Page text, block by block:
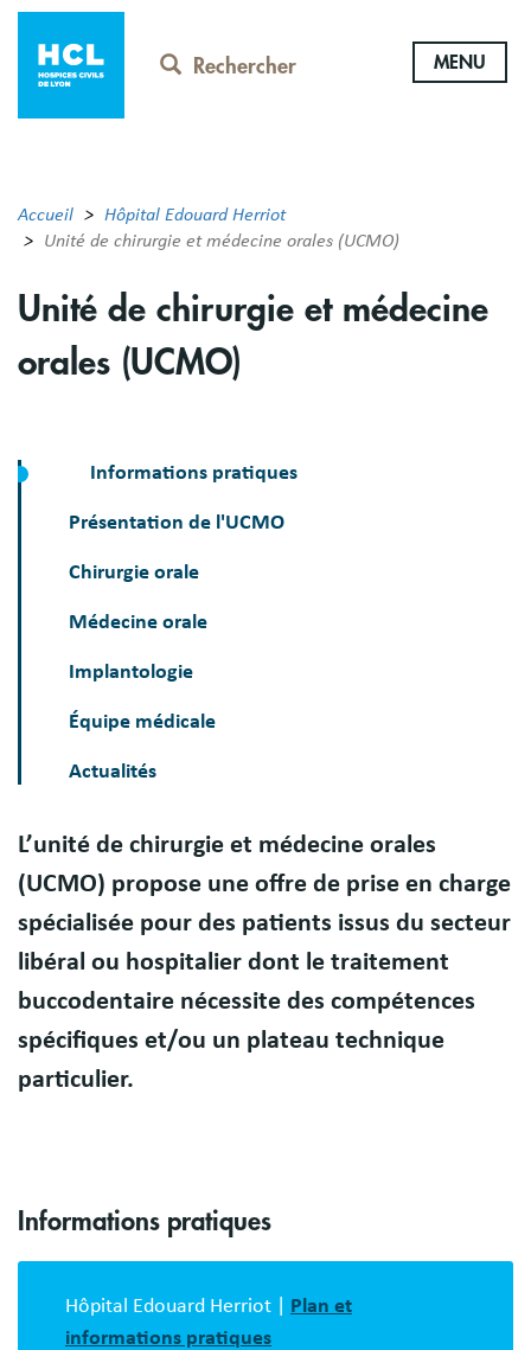
Aller
contenu
principal
Rechercher MENU
Accueil
Hôpital Edouard Herriot
Unité de chirurgie et médecine orales (UCMO)
Unité de chirurgie et médecine
orales (UCMO)
Informations pratiques
Présentation de l'UCMO
Chirurgie orale
Médecine orale
Implantologie
Équipe médicale
Actualités
Présentation
L’unité de chirurgie et médecine orales
(UCMO) propose une offre de prise en charge
spécialisée pour des patients issus du secteur
libéral ou hospitalier dont le traitement
buccodentaire nécessite des compétences
spécifiques et/ou un plateau technique
particulier.
Bloc
description
Informations pratiques
Hôpital Edouard Herriot | Plan et
informations pratiques